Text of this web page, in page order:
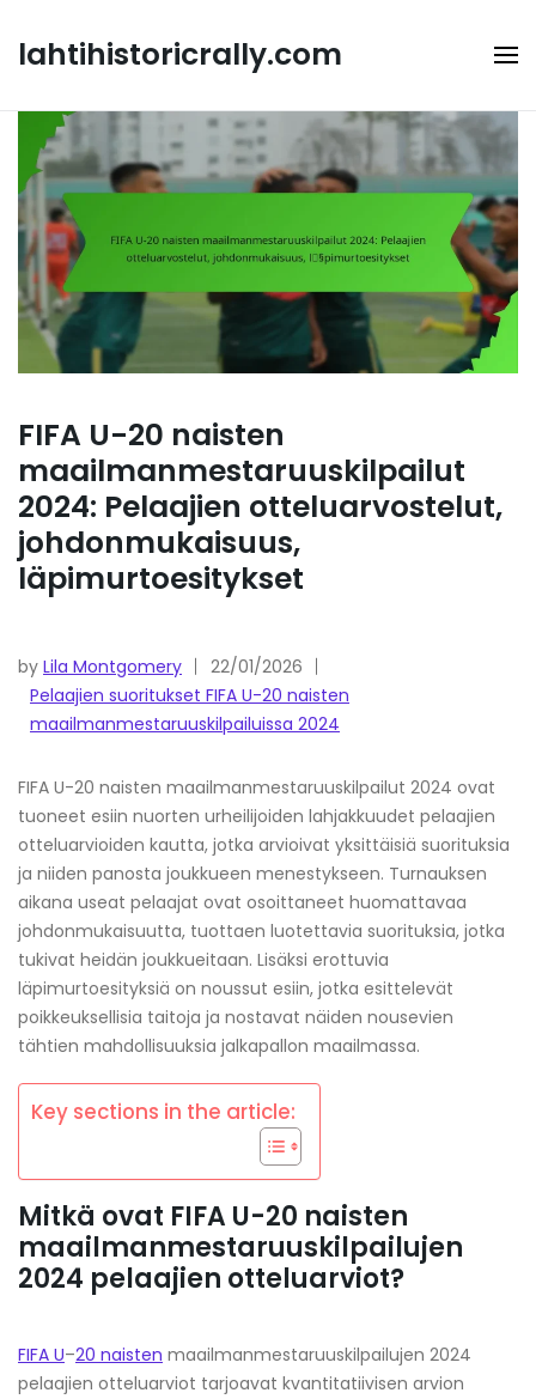
content
lahtihistoricrally.com
FIFA U-20 naisten
maailmanmestaruuskilpailut
2024: Pelaajien otteluarvostelut,
johdonmukaisuus,
läpimurtoesitykset
by Lila Montgomery
22/01/2026
Pelaajien suoritukset FIFA U-20 naisten
maailmanmestaruuskilpailuissa 2024
FIFA U-20 naisten maailmanmestaruuskilpailut 2024 ovat
tuoneet esiin nuorten urheilijoiden lahjakkuudet pelaajien
otteluarvioiden kautta, jotka arvioivat yksittäisiä suorituksia
ja niiden panosta joukkueen menestykseen. Turnauksen
aikana useat pelaajat ovat osoittaneet huomattavaa
johdonmukaisuutta, tuottaen luotettavia suorituksia, jotka
tukivat heidän joukkueitaan. Lisäksi erottuvia
läpimurtoesityksiä on noussut esiin, jotka esittelevät
poikkeuksellisia taitoja ja nostavat näiden nousevien
tähtien mahdollisuuksia jalkapallon maailmassa.
Key sections in the article:
Mitkä ovat FIFA U-20 naisten
maailmanmestaruuskilpailujen
2024 pelaajien otteluarviot?
FIFA U–20 naisten maailmanmestaruuskilpailujen 2024
pelaajien otteluarviot tarjoavat kvantitatiivisen arvion